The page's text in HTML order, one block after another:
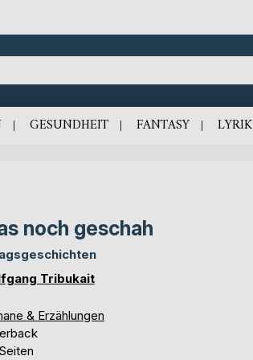
GESUNDHEIT FANTASY LYRIK
noch geschah
Tribukait
& Erzählungen